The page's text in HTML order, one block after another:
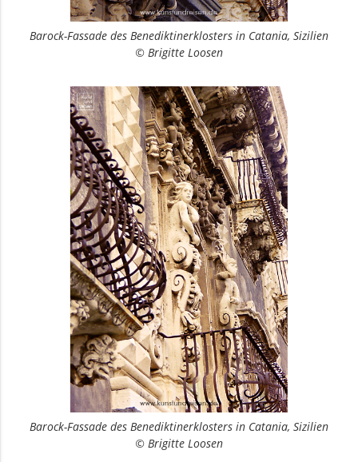
Barock-Fassade des Benediktinerklosters in Catania, Sizilien
© Brigitte Loosen
Barock-Fassade des Benediktinerklosters in Catania, Sizilien
© Brigitte Loosen